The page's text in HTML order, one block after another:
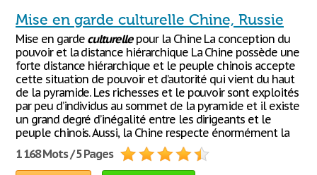
Mise en garde culturelle Chine, Russie
Mise en garde culturellepour la Chine La conception du
pouvoir et la distance hiérarchique La Chine possède une
forte distance hiérarchique et le peuple chinois accepte
cette situation de pouvoir et d’autorité qui vient du haut
de la pyramide. Les richesses et le pouvoir sont exploités
par peu d’individus au sommet de la pyramide et il existe
un grand degré d’inégalité entre les dirigeants et le
peuple chinois. Aussi, la Chine respecte énormément la
1 168 Mots / 5 Pages